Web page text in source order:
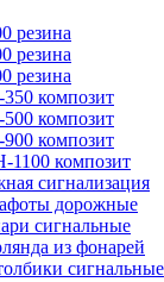
резина
резина
резина
композит
композит
композит
композит
сигнализация
дорожные
сигнальные
из фонарей
сигнальные